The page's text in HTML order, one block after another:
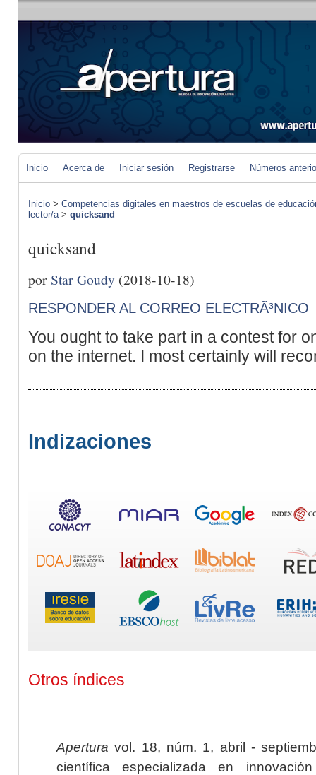
Inicio Acerca de Iniciar sesión Registrarse Números
Inicio > Competencias digitales en maestros de escuelas de
lector/a> quicksand
quicksand
porStar Goudy (2018-10-18)
RESPONDER AL CORREO ELECTRÃ³NICO
You ought to take part in a contest for
on the internet. I most certainly will
Indizaciones
Otros índices
Apertura vol. 18, núm. 1, abril -
científica especializada en